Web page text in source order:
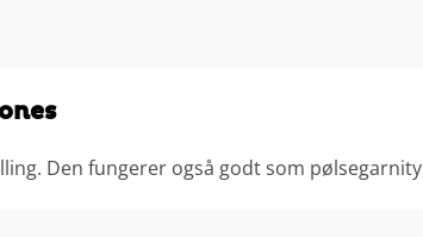
Den fungerer også godt som